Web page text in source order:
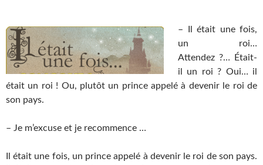
– Il était une fois,
un roi…
Attendez ?… Était-
il un roi ? Oui… il
était un roi ! Ou, plutôt un prince appelé à devenir le roi de
son pays.
– Je m’excuse et je recommence …
Il était une fois, un prince appelé à devenir le roi de son pays.